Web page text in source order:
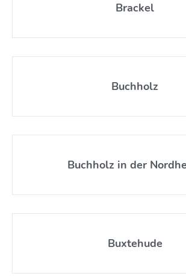
Brackel
Buchholz
Buchholz in der
Buxtehude